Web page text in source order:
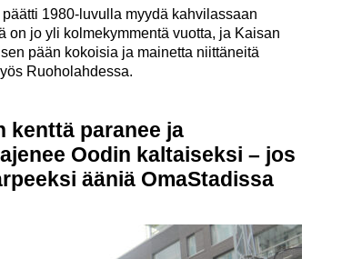
päätti 1980-luvulla myydä kahvilassaan
on jo yli kolmekymmentä vuotta, ja Kaisan
pään kokoisia ja mainetta niittäneitä
Ruoholahdessa.
kenttä paranee ja
Oodin kaltaiseksi – jos
ääniä OmaStadissa